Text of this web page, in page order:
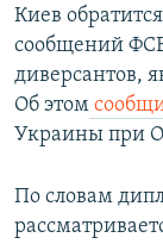
Все сайты
Киев
сообщений
диверсантов,
Об этом
Украины при
По словам